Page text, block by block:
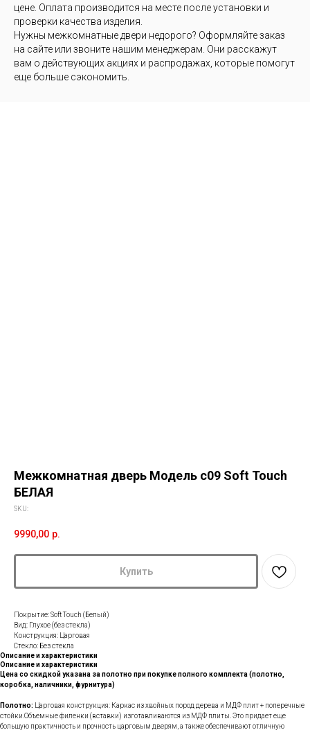
цене. Оплата производится на месте после установки и
проверки качества изделия.
Нужны межкомнатные двери недорого? Оформляйте заказ
на сайте или звоните нашим менеджерам. Они расскажут
вам о действующих акциях и распродажах, которые помогут
еще больше сэкономить.
Межкомнатная дверь Модель с09 Soft Touch
БЕЛАЯ
SKU:
9990,00 р.
Купить
Покрытие: Soft Touch (Белый)
Вид: Глухое (без стекла)
Конструкция: Царговая
Стекло: Без стекла
Описание и характеристики
Описание и характеристики
Цена со скидкой указана за полотно при покупке полного комплекта (полотно,
коробка, наличники, фурнитура)
Полотно:
Царговая конструкция: Каркас из хвойных пород дерева и МДФ плит + поперечные
стойки.Объемные филенки (вставки) изготавливаются из МДФ плиты. Это придает еще
большую практичность и прочность царговым дверям, а также обеспечивают отличную